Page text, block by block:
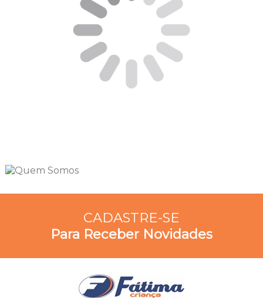
CADASTRE-SE
Para Receber Novidades